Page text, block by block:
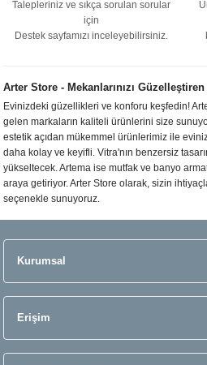
Talepleriniz ve sıkça sorulan sorular
için
Destek sayfamızı inceleyebilirsiniz.
Arter Store - Mekanlarınızı
Evinizdeki güzellikleri ve konforu keşfedin!
gelen markaların kaliteli ürünlerini size
estetik açıdan mükemmel ürünlerimiz ile
daha kolay ve keyifli. Vitra'nın benzersiz
yükseltecek. Artema ise mutfak ve banyo
araya getiriyor. Arter Store olarak, sizin
seçenekle sunuyoruz.
Kurumsal
Erişim